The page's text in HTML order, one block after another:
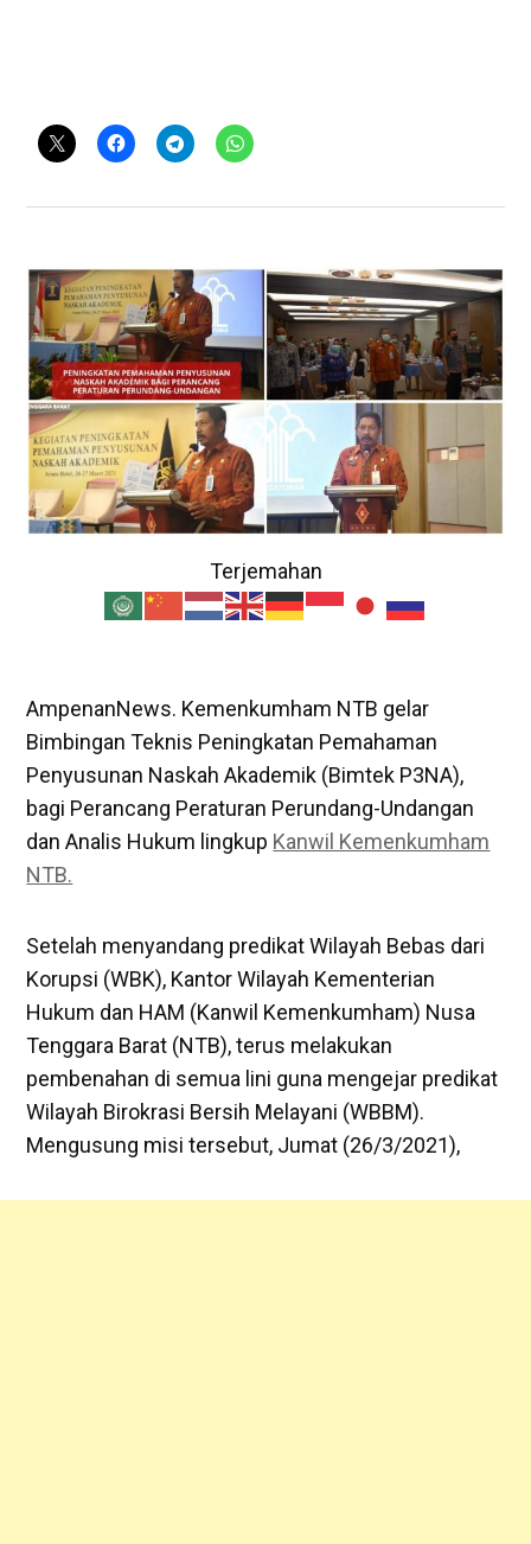
Terjemahan
AmpenanNews. Kemenkumham NTB gelar
Bimbingan Teknis Peningkatan Pemahaman
Penyusunan Naskah Akademik (Bimtek P3NA),
bagi Perancang Peraturan Perundang-Undangan
dan Analis Hukum lingkup Kanwil Kemenkumham
NTB.
Setelah menyandang predikat Wilayah Bebas dari
Korupsi (WBK), Kantor Wilayah Kementerian
Hukum dan HAM (Kanwil Kemenkumham) Nusa
Tenggara Barat (NTB), terus melakukan
pembenahan di semua lini guna mengejar predikat
Wilayah Birokrasi Bersih Melayani (WBBM).
Mengusung misi tersebut, Jumat (26/3/2021),